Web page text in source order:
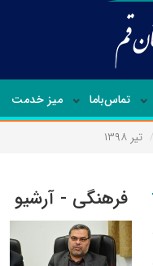
تماس‌با‌ما میز خدمت
تیر ۱۳۹۸
فرهنگی - آرشیو